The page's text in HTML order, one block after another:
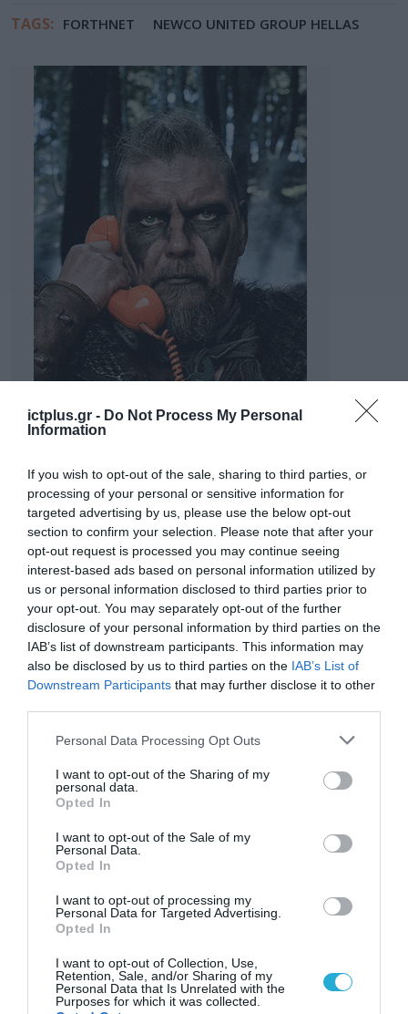
ictplus.gr - Do Not Process My Personal
Information
If you wish to opt-out of the sale, sharing to third parties, or
processing of your personal or sensitive information for
targeted advertising by us, please use the below opt-out
section to confirm your selection. Please note that after your
opt-out request is processed you may continue seeing
interest-based ads based on personal information utilized by
us or personal information disclosed to third parties prior to
your opt-out. You may separately opt-out of the further
disclosure of your personal information by third parties on the
IAB’s list of downstream participants. This information may
also be disclosed by us to third parties on the IAB’s List of
Downstream Participants that may further disclose it to other
Please note that this website/app uses one or more Google
not limited to your visit or usage behaviour. You may click to
grant or deny consent to Google and its third-party tags to
use your data for below specified purposes in below Google
consent section.
Personal Data Processing Opt Outs
I want to opt-out of the Sharing of my
personal data.
Opted In
I want to opt-out of the Sale of my
Personal Data.
Opted In
I want to opt-out of processing my
Personal Data for Targeted Advertising.
Opted In
I want to opt-out of Collection, Use,
Retention, Sale, and/or Sharing of my
Personal Data that Is Unrelated with the
Purposes for which it was collected.
TAGS: FORTHNET NEWCO UNITED GROUP HELLAS
ΡΟΗ ΕΙΔΗΣΕΩΝ
Το χρηματοδοτούμενο
ενισχύει την ασφάλεια
διαδίκτυο
31.07.2026
ΑΑΔΕ: Διευκρινίσεις
για τα πρόστιμα σε
αφορούν τους ΦΗΜ
31.07.2026
Σ. Καλαφάτης: «Η
Τεχνητή Νοημοσύνη
δεν είναι απλώς μια
μια νέα βιομηχανική
επανάσταση»
Νέος οδηγός του ΕΚΤ